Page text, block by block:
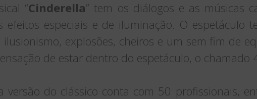
“Cinderella” tem os diálogos e as músicas
efeitos especiais e de iluminação. O espetáculo
ilusionismo, explosões, cheiros e um sem fim de
de estar dentro do espetáculo, o
versão do clássico conta com 50 profissionais,